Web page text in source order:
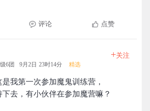
评论 点赞
6团 9月2日 23时14分 精选
+关注
我第一次参加魔鬼训练营，
去，有小伙伴在参加魔营嘛？